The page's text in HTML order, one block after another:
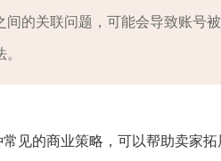
的关联问题，可能会导致账号
见的商业策略，可以帮助卖家